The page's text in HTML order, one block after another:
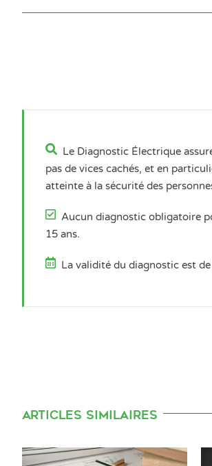
Le Diagnostic Électrique
pas de vices cachés, et en
atteinte à la sécurité des
Aucun diagnostic obligatoire
15 ans.
La validité du diagnostic est de
Articles similaires